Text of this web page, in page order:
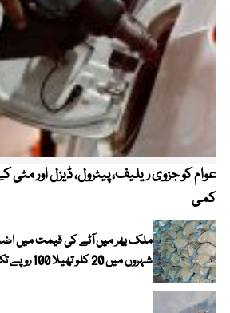
عوام کو جزوی ریلیف، پیٹرول، ڈیزل اور
کمی
ملک بھر میں آٹے کی قیمت میں
شہروں میں 20 کلو تھیلا 100 روپے تک مہنگا